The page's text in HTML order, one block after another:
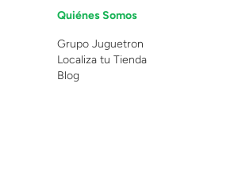
Quiénes Somos
Grupo Juguetron
Localiza tu Tienda
Blog